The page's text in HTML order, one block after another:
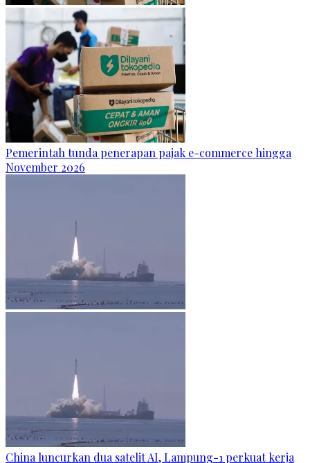
Pemerintah tunda penerapan pajak e-commerce hingga
November 2026
China luncurkan dua satelit AI, Lampung-1 perkuat kerja